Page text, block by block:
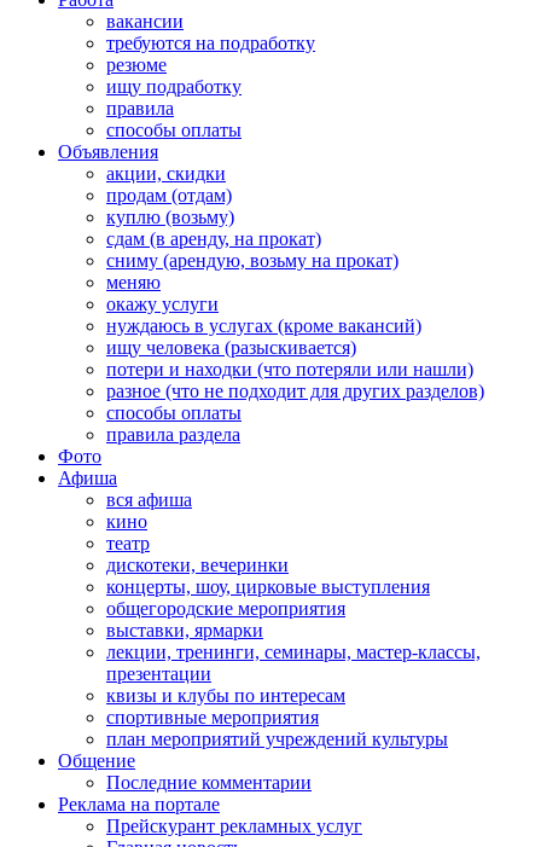
вакансии
требуются на подработку
резюме
ищу подработку
правила
способы оплаты
Объявления
акции, скидки
продам (отдам)
куплю (возьму)
сдам (в аренду, на прокат)
сниму (арендую, возьму на прокат)
меняю
окажу услуги
нуждаюсь в услугах (кроме вакансий)
ищу человека (разыскивается)
потери и находки (что потеряли или нашли)
разное (что не подходит для других разделов)
способы оплаты
правила раздела
Фото
Афиша
вся афиша
кино
театр
дискотеки, вечеринки
концерты, шоу, цирковые выступления
общегородские мероприятия
выставки, ярмарки
лекции, тренинги, семинары, мастер-классы,
презентации
квизы и клубы по интересам
спортивные мероприятия
план мероприятий учреждений культуры
Общение
Последние комментарии
Реклама на портале
Прейскурант рекламных услуг